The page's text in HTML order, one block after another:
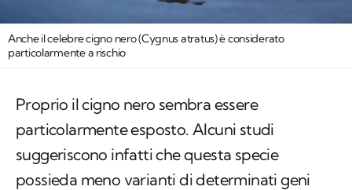
Anche il celebre cigno nero (Cygnus atratus) è considerato
particolarmente a rischio
Proprio il cigno nero sembra essere
particolarmente esposto. Alcuni studi
suggeriscono infatti che questa specie
possieda meno varianti di determinati geni